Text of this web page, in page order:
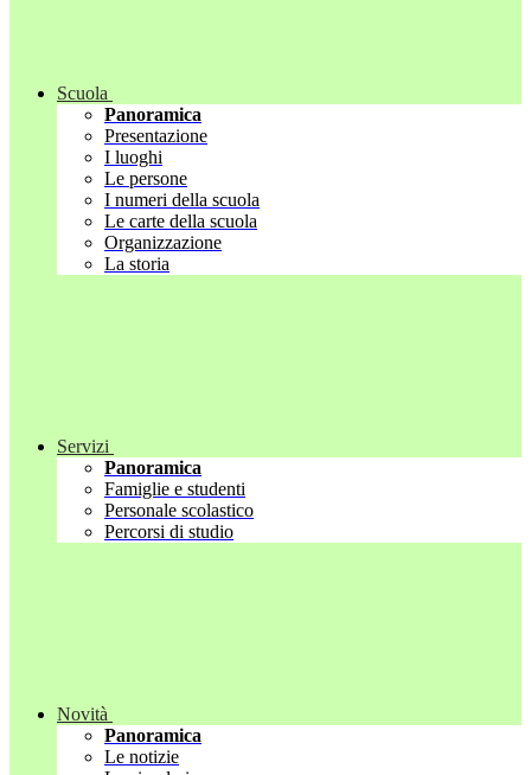
Scuola
Panoramica
Presentazione
I luoghi
Le persone
I numeri della scuola
Le carte della scuola
Organizzazione
La storia
Servizi
Panoramica
Famiglie e studenti
Personale scolastico
Percorsi di studio
Novità
Panoramica
Le notizie